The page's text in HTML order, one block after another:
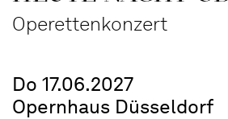
Operettenkonzert
Do 17.06.2027
Opernhaus Düsseldorf